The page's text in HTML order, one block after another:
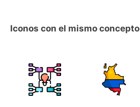
Iconos con el mismo concepto